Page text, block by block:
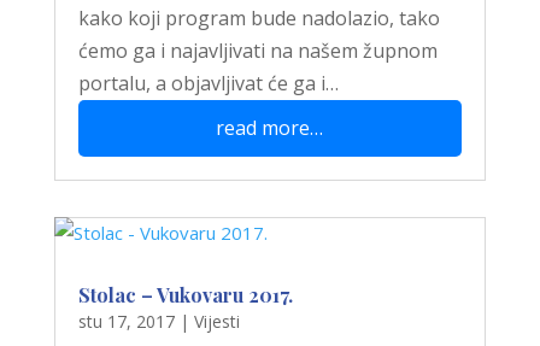
kako koji program bude nadolazio, tako
ćemo ga i najavljivati na našem župnom
portalu, a objavljivat će ga i…
read more…
Stolac – Vukovaru 2017.
stu 17, 2017| Vijesti